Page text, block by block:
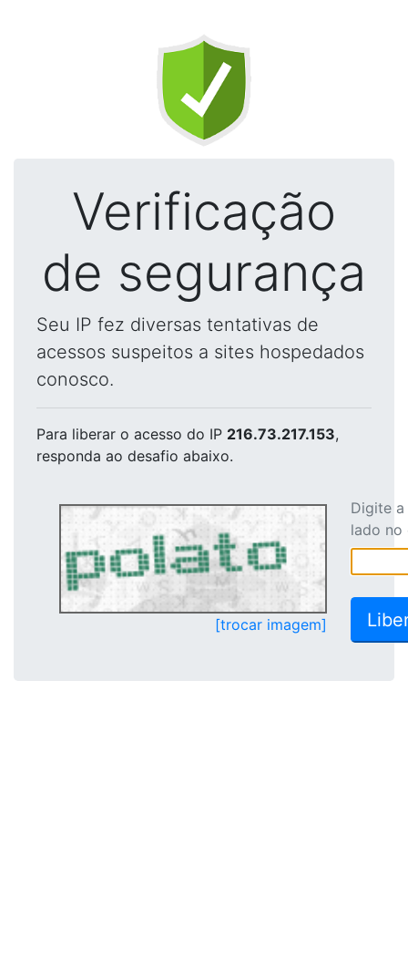
Verificação
de segurança
Seu IP fez diversas tentativas de
acessos suspeitos a sites hospedados
conosco.
Para liberar o acesso do IP 216.73.217.153,
responda ao desafio abaixo.
[trocar imagem]
Digite
lado no